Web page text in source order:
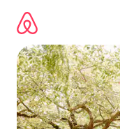
directement
contenu